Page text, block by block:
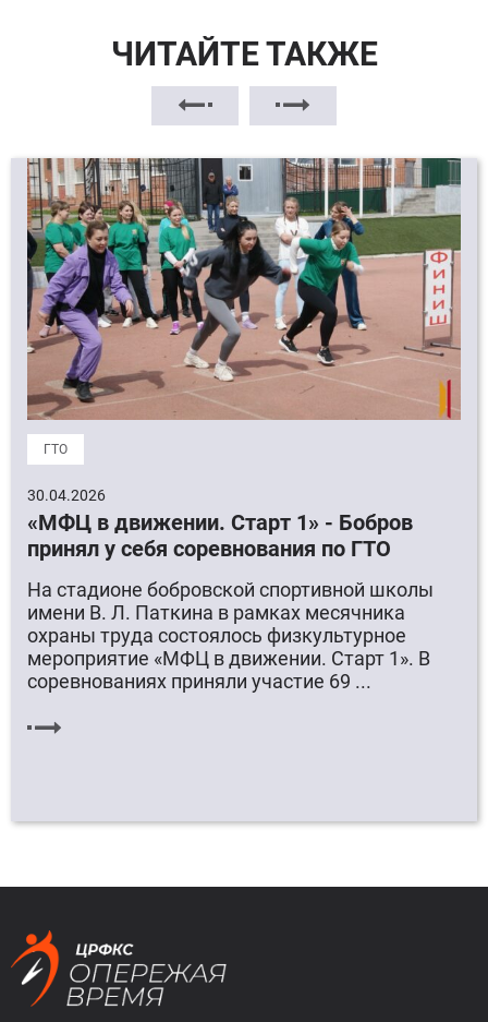
ЧИТАЙТЕ ТАКЖЕ
ГТО
30.04.2026
«МФЦ в движении. Старт 1» - Бобров
принял у себя соревнования по ГТО
На стадионе бобровской спортивной школы
имени В. Л. Паткина в рамках месячника
охраны труда состоялось физкультурное
мероприятие «МФЦ в движении. Старт 1». В
соревнованиях приняли участие 69 ...